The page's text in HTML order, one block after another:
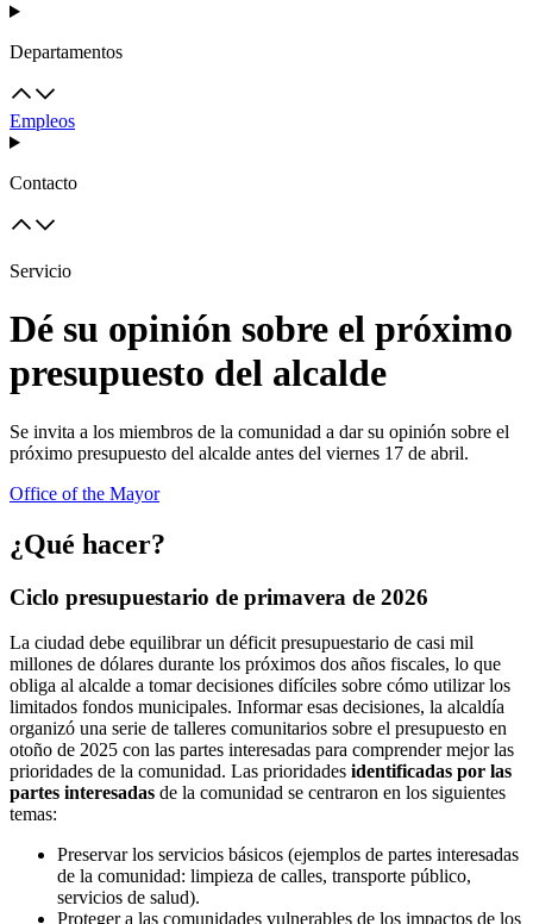
Departamentos
Empleos
Contacto
Servicio
Dé su opinión sobre el próximo
presupuesto del alcalde
Se invita a los miembros de la comunidad a dar su opinión sobre el
próximo presupuesto del alcalde antes del viernes 17 de abril.
Office of the Mayor
¿Qué hacer?
Ciclo presupuestario de primavera de 2026
La ciudad debe equilibrar un déficit presupuestario de casi mil
millones de dólares durante los próximos dos años fiscales, lo que
obliga al alcalde a tomar decisiones difíciles sobre cómo utilizar los
limitados fondos municipales. Informar esas decisiones, la alcaldía
organizó una serie de talleres comunitarios sobre el presupuesto en
otoño de 2025 con las partes interesadas para comprender mejor las
prioridades de la comunidad. Las prioridades identificadas por las
partes interesadas de la comunidad se centraron en los siguientes
temas:
Preservar los servicios básicos (ejemplos de partes interesadas
de la comunidad: limpieza de calles, transporte público,
servicios de salud).
Proteger a las comunidades vulnerables de los impactos de los